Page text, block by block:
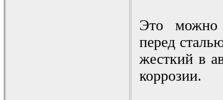
Это можно
перед
жесткий в
коррозии.